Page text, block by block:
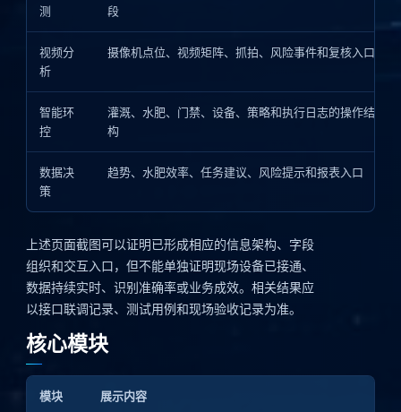
测
段
视频分
析
摄像机点位、视频矩阵、抓拍、风险事件和复核入口
智能环
控
灌溉、水肥、门禁、设备、策略和执行日志的操作结
构
数据决
策
趋势、水肥效率、任务建议、风险提示和报表入口
上述页面截图可以证明已形成相应的信息架构、字段
组织和交互入口，但不能单独证明现场设备已接通、
数据持续实时、识别准确率或业务成效。相关结果应
以接口联调记录、测试用例和现场验收记录为准。
核心模块
模块 展示内容